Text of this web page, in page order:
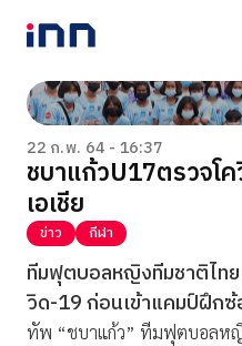
NEWS
ENTERTAINMENT
LIFESTYLE
HOROSCOPE
LOTTERY
VIDEO
ร่วมด้วยช่วยกัน
22 ก.พ. 64 - 16:37
ชบาแก้วU17ตรวจโ
เอเชีย
ข่าว กีฬา
ทีมฟุตบอลหญิงทีมชาติไทย
วิด-19 ก่อนเข้าแคมป์ฝึกซ้
ทัพ “ชบาแก้ว” ทีมฟุตบอลหญิ